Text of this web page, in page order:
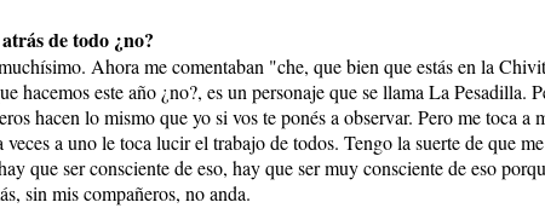
de todo ¿no?
Ahora me comentaban "che, que bien que estás en la
hacemos este año ¿no?, es un personaje que se llama La Pesadilla.
hacen lo mismo que yo si vos te ponés a observar. Pero me toca a
veces a uno le toca lucir el trabajo de todos. Tengo la suerte de que
que ser consciente de eso, hay que ser muy consciente de eso
sin mis compañeros, no anda.